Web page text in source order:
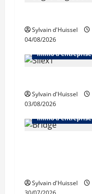
Sylvain d'Huissel
04/08/2026
Abonnés
Immo d'entreprise
Sylvain d'Huissel
03/08/2026
Abonnés
Immo d'entreprise
Sylvain d'Huissel